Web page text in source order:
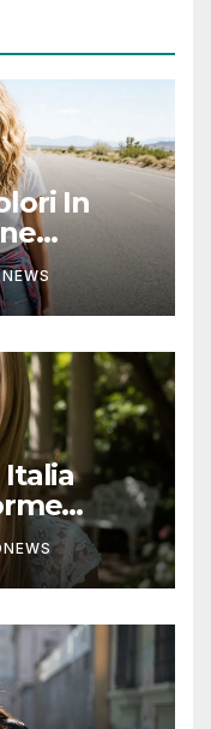
In
e libertà
Italia
mi